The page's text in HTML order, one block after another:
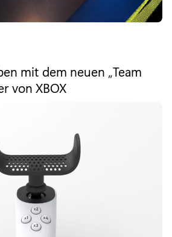
h
c
h
r
e
i
t
mit dem neuen „Team
von XBOX